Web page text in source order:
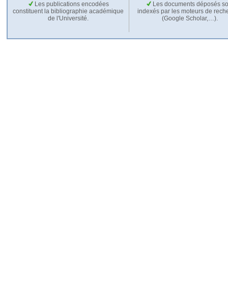
Les publications encodées
constituent la bibliographie académique
de l'Université.
Les documents déposés
indexés par les moteurs de
(Google Scholar,…).